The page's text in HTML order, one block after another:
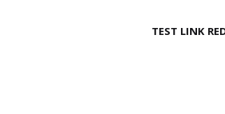
TEST LINK